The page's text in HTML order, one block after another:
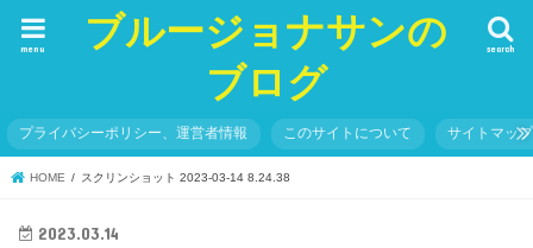
ブルージョナサンの
ブログ
search
menu
プライバシーポリシー、運営者情報 このサイトについて サイトマップ
HOME スクリンショット 2023-03-14 8.24.38
2023.03.14